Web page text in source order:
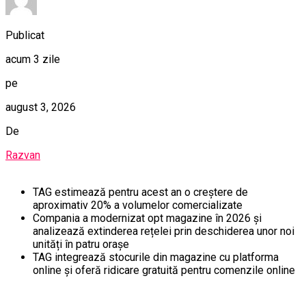
Publicat
acum 3 zile
pe
august 3, 2026
De
Razvan
TAG estimează pentru acest an o creștere de
aproximativ 20% a volumelor comercializate
Compania a modernizat opt magazine în 2026 și
analizează extinderea rețelei prin deschiderea unor noi
unități în patru orașe
TAG integrează stocurile din magazine cu platforma
online și oferă ridicare gratuită pentru comenzile online